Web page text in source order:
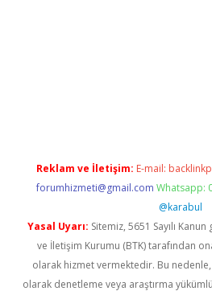
Reklam ve İletişim: E-mail:
forumhizmeti@gmail.com Whatsapp:
@karabul
Yasal Uyarı: Sitemiz, 5651 Sayılı
ve İletişim Kurumu (BTK) tarafından
olarak hizmet vermektedir. Bu
olarak denetleme veya araştırma